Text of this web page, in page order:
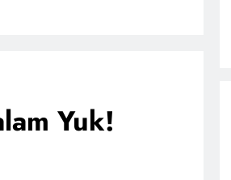
Yuk!